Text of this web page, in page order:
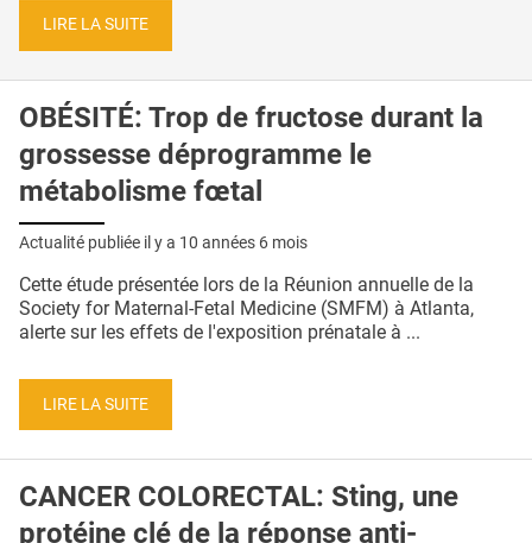
LIRE LA SUITE
OBÉSITÉ: Trop de fructose durant la
grossesse déprogramme le
métabolisme fœtal
Actualité publiée il y a 10 années 6 mois
Cette étude présentée lors de la Réunion annuelle de la
Society for Maternal-Fetal Medicine (SMFM) à Atlanta,
alerte sur les effets de l'exposition prénatale à ...
LIRE LA SUITE
CANCER COLORECTAL: Sting, une
protéine clé de la réponse anti-